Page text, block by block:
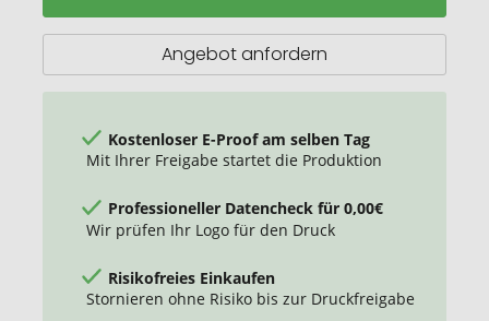
Druck
Angebot anfordern
Kostenloser E-Proof am selben Tag
Mit Ihrer Freigabe startet die Produktion
Professioneller Datencheck für 0,00€
Wir prüfen Ihr Logo für den Druck
Risikofreies Einkaufen
Stornieren ohne Risiko bis zur Druckfreigabe